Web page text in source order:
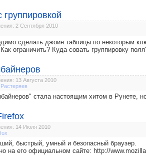
группировкой
2 Сентября 2010
сделать джоин таблицы по некоторым
ограничить? Куда совать группировку
13 Августа 2010
Растеряев
стала настоящим хитом в Рунете,
14 Июля 2010
быстрый, умный и безопасный браузер.
на его официальном сайте: http://